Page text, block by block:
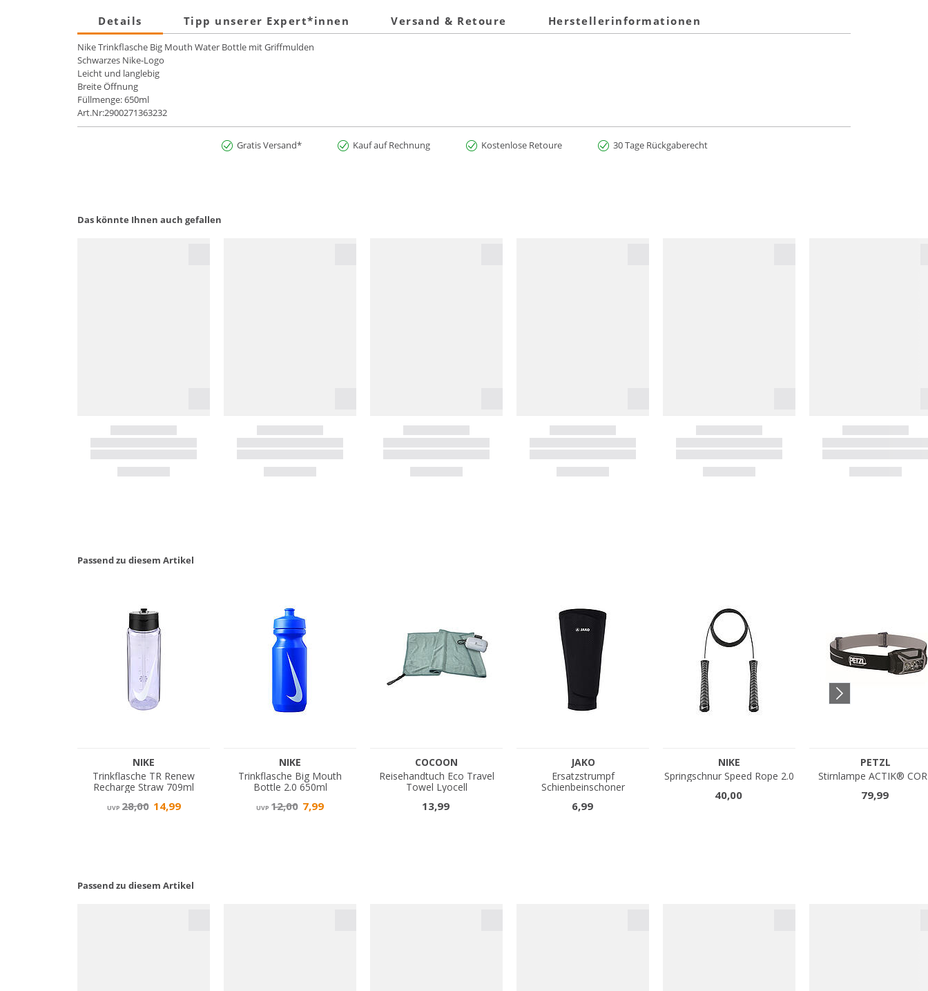
Details Tipp unserer Expert*innen Versand & Retoure Herstellerinformationen
Nike Trinkflasche Big Mouth Water Bottle mit Griffmulden
Schwarzes Nike-Logo
Leicht und langlebig
Breite Öffnung
Füllmenge: 650ml
Art.Nr:2900271363232
Gratis Versand* Kauf auf Rechnung Kostenlose Retoure 30 Tage Rückgaberecht
Das könnte Ihnen auch gefallen
Passend zu diesem Artikel
Passend zu diesem Artikel